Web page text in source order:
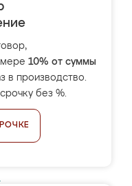
10% от суммы
в производство.
без %.